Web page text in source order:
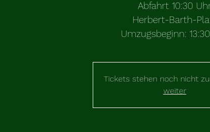
Abfahrt 10:30
Herbert-Barth-
Umzugsbeginn:
Tickets stehen noch nicht
weiter